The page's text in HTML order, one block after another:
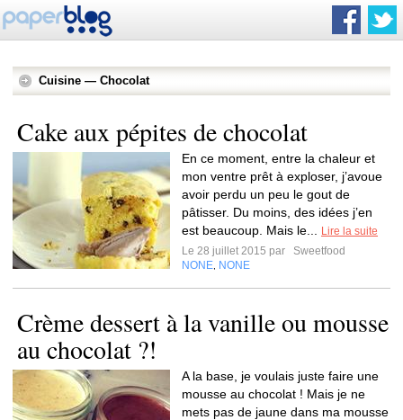
Cuisine — Chocolat
Cake aux pépites de chocolat
En ce moment, entre la chaleur et
mon ventre prêt à exploser, j’avoue
avoir perdu un peu le gout de
pâtisser. Du moins, des idées j’en
est beaucoup. Mais le...
Lire la suite
Le 28 juillet 2015 par
Sweetfood
NONE NONE
Crème dessert à la vanille ou mousse
au chocolat ?!
A la base, je voulais juste faire une
mousse au chocolat ! Mais je ne
mets pas de jaune dans ma mousse